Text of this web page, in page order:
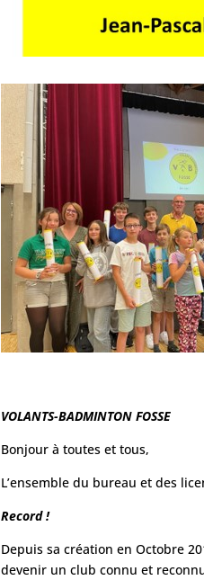
VOLANTS-BADMINTON FOSSE
Bonjour à toutes et tous,
L’ensemble du bureau et des
Record !
Depuis sa création en Octobre
devenir un club connu et